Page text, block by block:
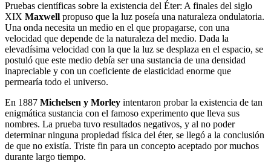
Pruebas científicas sobre la existencia del Éter: A finales del siglo
XIX Maxwell propuso que la luz poseía una naturaleza ondulatoria.
Una onda necesita un medio en el que propagarse, con una
velocidad que depende de la naturaleza del medio. Dada la
elevadísima velocidad con la que la luz se desplaza en el espacio, se
postuló que este medio debía ser una sustancia de una densidad
inapreciable y con un coeficiente de elasticidad enorme que
permearía todo el universo.
En 1887 Michelsen y Morley intentaron probar la existencia de tan
enigmática sustancia con el famoso experimento que lleva sus
nombres. La prueba tuvo resultados negativos, y al no poder
determinar ninguna propiedad física del éter, se llegó a la conclusión
de que no existía. Triste fin para un concepto aceptado por muchos
durante largo tiempo.